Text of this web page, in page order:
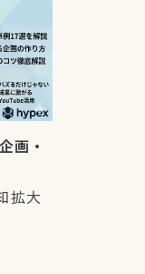
画・
拡大